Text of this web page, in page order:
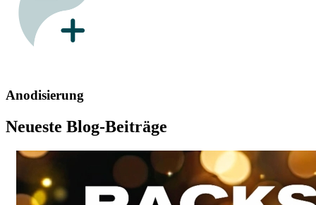
Anodisierung
Neueste Blog-Beiträge